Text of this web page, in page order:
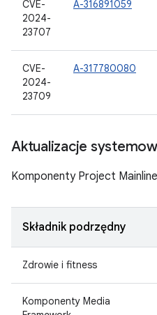
CVE-
2024-
23707
A-316891059
CVE-
2024-
23709
A-317780080
Aktualizacje
Komponenty Project
Składnik podrzędny
Zdrowie i fitness
Komponenty Media